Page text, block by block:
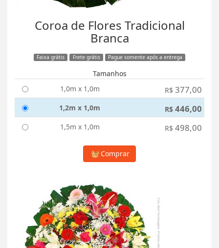
Coroa de Flores Tradicional
Branca
Faixa grátis Frete grátis Pague somente após a entrega
Tamanhos
1,0m x 1,0m
R$ 377,00
1,2m x 1,0m R$ 446,00
1,5m x 1,0m R$ 498,00
Comprar